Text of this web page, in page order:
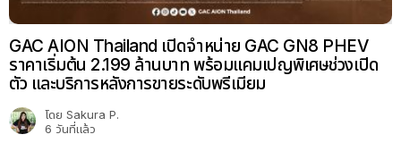
GAC AION Thailand เปิดจำหน่าย GAC GN8 PHEV
ราคาเริ่มต้น 2.199 ล้านบาท พร้อมแคมเปญพิเศษช่วงเปิด
ตัว และบริการหลังการขายระดับพรีเมียม
โดย Sakura P.
6 วันที่แล้ว